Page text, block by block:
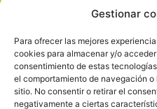
Gestionar
Para ofrecer las mejores
cookies para almacenar y/o
consentimiento de estas
el comportamiento de navegación
sitio. No consentir o retirar el
negativamente a ciertas
Comprender el